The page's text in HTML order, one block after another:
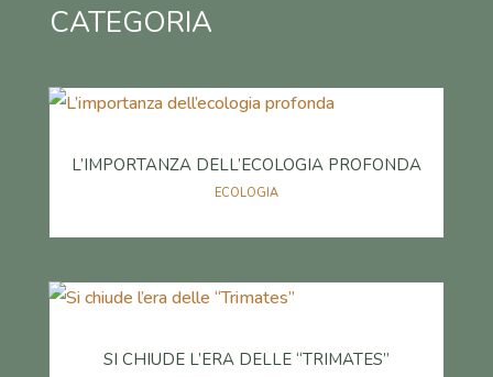
CATEGORIA
L’IMPORTANZA DELL’ECOLOGIA PROFONDA
ECOLOGIA
SI CHIUDE L’ERA DELLE “TRIMATES”